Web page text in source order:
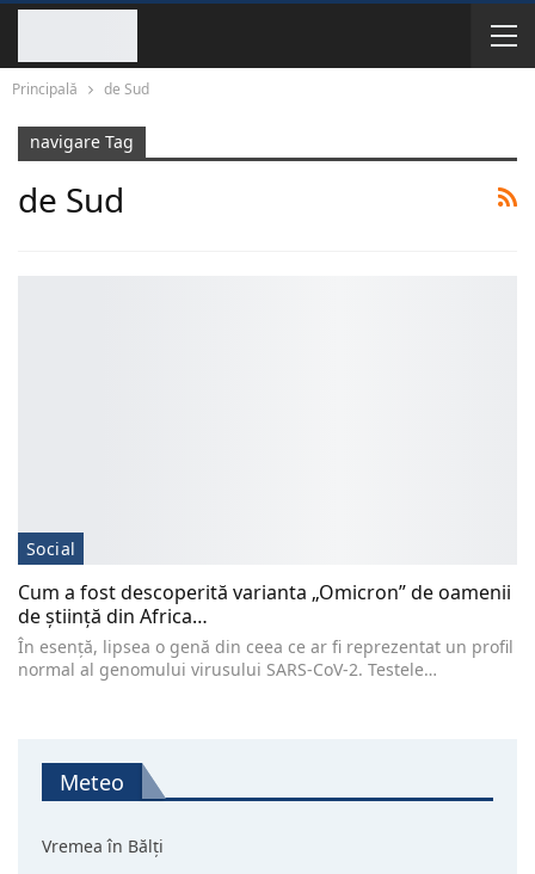
Principală de Sud
navigare Tag
de Sud
Social
Cum a fost descoperită varianta „Omicron” de oamenii
de știință din Africa…
În esență, lipsea o genă din ceea ce ar fi reprezentat un profil
normal al genomului virusului SARS-CoV-2. Testele…
Meteo
Vremea în Bălți